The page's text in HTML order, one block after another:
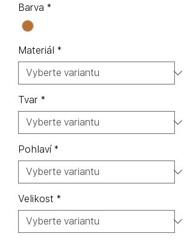
Barva *
Materiál *
Tvar *
Pohlaví *
Velikost *